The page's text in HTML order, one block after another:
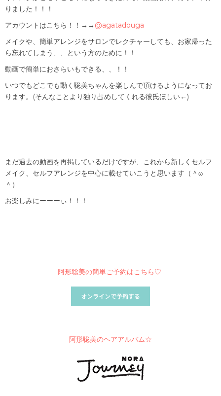
りました！！！
アカウントはこちら！！→→ @agatadouga
メイクや、簡単アレンジをサロンでレクチャーしても、お家帰った
ら忘れてしまう、、という方のために！！
動画で簡単におさらいもできる、、！！
いつでもどこでも動く聡美ちゃんを楽しんで頂けるようになってお
ります。(そんなことより独り占めしてくれる彼氏ほしい←)
まだ過去の動画を再掲しているだけですが、これから新しくセルフ
メイク、セルフアレンジを中心に載せていこうと思います（＾ω
＾）
お楽しみにーーーぃ！！！
阿形聡美の簡単ご予約はこちら♡
阿形聡美のヘアアルバム☆